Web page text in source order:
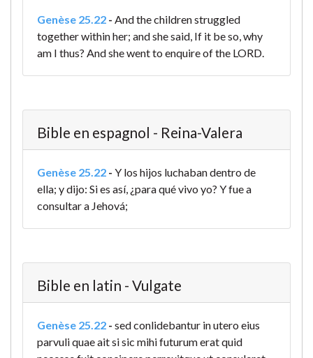
Genèse 25.22 - And the children struggled
together within her; and she said, If it be so, why
am I thus? And she went to enquire of the LORD.
Bible en espagnol - Reina-Valera
Genèse 25.22 - Y los hijos luchaban dentro de
ella; y dijo: Si es así, ¿para qué vivo yo? Y fue a
consultar a Jehová;
Bible en latin - Vulgate
Genèse 25.22 - sed conlidebantur in utero eius
parvuli quae ait si sic mihi futurum erat quid